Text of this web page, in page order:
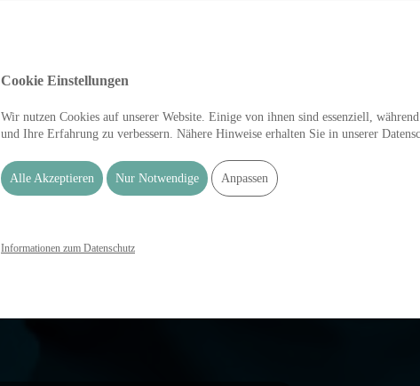
Cookie Einstellungen
Wir nutzen Cookies auf unserer Website. Einige von ihnen sind essenziell,
und Ihre Erfahrung zu verbessern. Nähere Hinweise erhalten Sie in unserer
Alle Akzeptieren Nur Notwendige Anpassen
Informationen zum Datenschutz